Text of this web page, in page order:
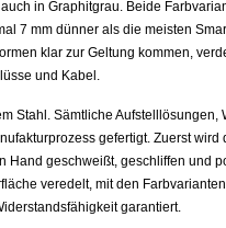
in Graphitgrau. Beide
7 mm dünner als die meisten
klar zur Geltung kommen,
und Kabel.
Stahl. Sämtliche Aufstelllösungen,
gefertigt. Zuerst wird
Hand geschweißt, geschliffen und
veredelt, mit den
garantiert.